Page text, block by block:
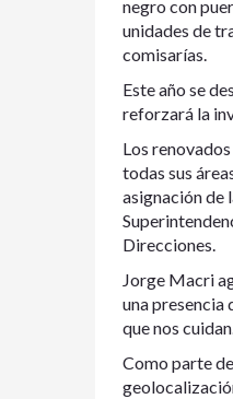
negro con
unidades de
comisarías.
Este año se
reforzará la
Los
todas sus
asignación de
Direcciones.
Jorge Macri
una presencia
que nos
Como parte